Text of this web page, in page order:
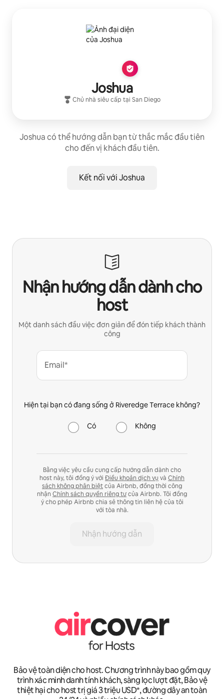
Joshua
Chủ nhà siêu cấp tại San Diego
Joshua có thể hướng dẫn bạn từ thắc mắc đầu tiên
cho đến vị khách đầu tiên.
Kết nối với Joshua
Nhận hướng dẫn dành cho
host
Một danh sách đầu việc đơn giản để đón tiếp khách thành
công
Email*
Hiện tại bạn có đang sống ở Riveredge Terrace không?
Có Không
Bằng việc yêu cầu cung cấp hướng dẫn dành cho
host này, tôi đồng ý với Điều khoản dịch vụ và Chính
sách không phân biệtcủa Airbnb, đồng thời công
nhận Chính sách quyền riêng tưcủa Airbnb. Tôi đồng
ý cho phép Airbnb chia sẻ thông tin liên hệ của tôi
với tòa nhà.
Nhận hướng dẫn
Bảo vệ toàn diện cho host. Chương trình này bao gồm quy
trình xác minh danh tính khách, sàng lọc lượt đặt, Bảo vệ
thiệt hại cho host trị giá 3 triệu USD*, đường dây an toàn